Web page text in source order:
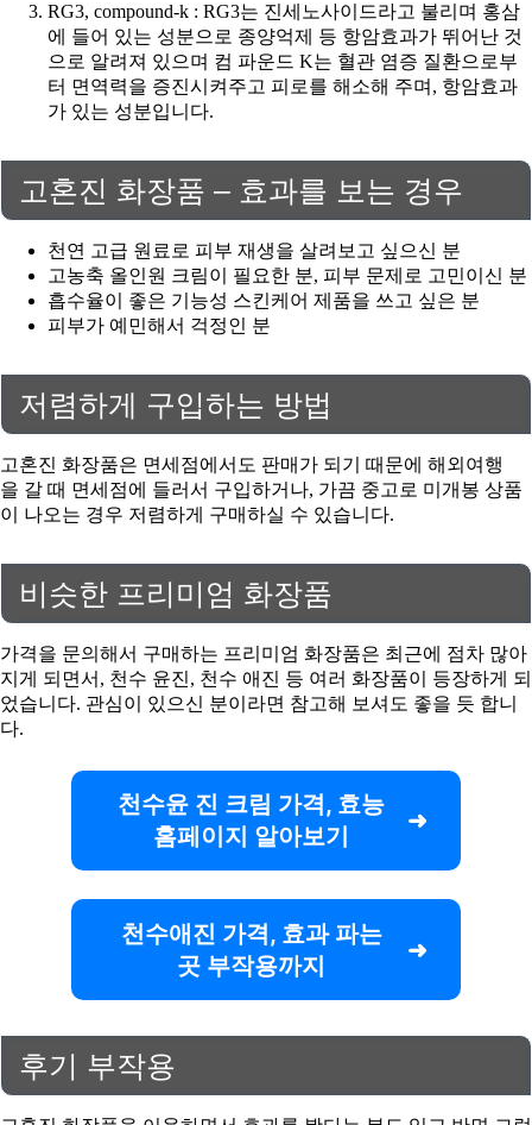
RG3, compound-k : RG3는 진세노사이드라고 불리며 홍삼
에 들어 있는 성분으로 종양억제 등 항암효과가 뛰어난 것
으로 알려져 있으며 컴 파운드 K는 혈관 염증 질환으로부
터 면역력을 증진시켜주고 피로를 해소해 주며, 항암효과
가 있는 성분입니다.
고혼진 화장품 – 효과를 보는 경우
천연 고급 원료로 피부 재생을 살려보고 싶으신 분
고농축 올인원 크림이 필요한 분, 피부 문제로 고민이신 분
흡수율이 좋은 기능성 스킨케어 제품을 쓰고 싶은 분
피부가 예민해서 걱정인 분
저렴하게 구입하는 방법
고혼진 화장품은 면세점에서도 판매가 되기 때문에 해외여행
을 갈 때 면세점에 들러서 구입하거나, 가끔 중고로 미개봉 상품
이 나오는 경우 저렴하게 구매하실 수 있습니다.
비슷한 프리미엄 화장품
가격을 문의해서 구매하는 프리미엄 화장품은 최근에 점차 많아
지게 되면서, 천수 윤진, 천수 애진 등 여러 화장품이 등장하게 되
었습니다. 관심이 있으신 분이라면 참고해 보셔도 좋을 듯 합니
다.
천수윤 진 크림 가격, 효능
홈페이지 알아보기
천수애진 가격, 효과 파는
곳 부작용까지
후기 부작용